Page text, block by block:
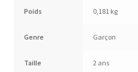
Poids 0,181 kg
Genre Garçon
Taille 2 ans